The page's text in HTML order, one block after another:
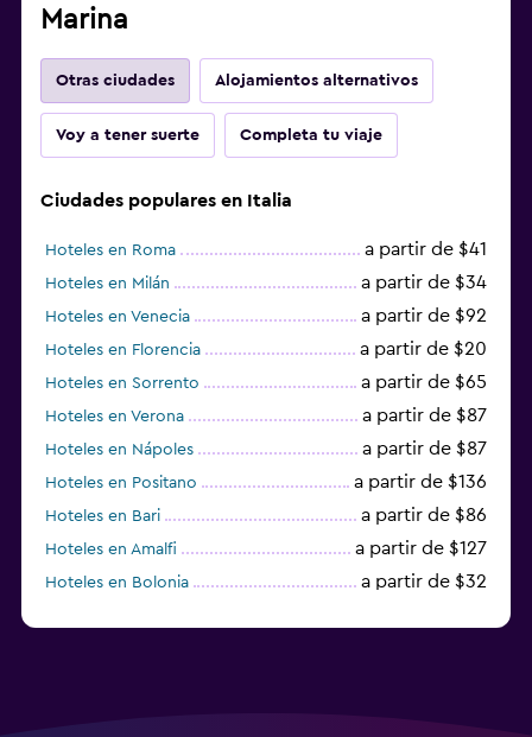
Marina
Otras ciudades Alojamientos alternativos
Voy a tener suerte Completa tu viaje
Ciudades populares en Italia
Hoteles en Roma a partir de $41
Hoteles en Milán a partir de $34
Hoteles en Venecia a partir de $92
Hoteles en Florencia a partir de $20
Hoteles en Sorrento a partir de $65
Hoteles en Verona a partir de $87
Hoteles en Nápoles a partir de $87
Hoteles en Positano a partir de $136
Hoteles en Bari a partir de $86
Hoteles en Amalfi a partir de $127
Hoteles en Bolonia a partir de $32